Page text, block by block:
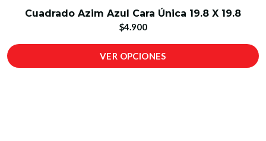
Cuadrado Azim Azul Cara Única 19.8 X 19.8
$4.900
VER OPCIONES